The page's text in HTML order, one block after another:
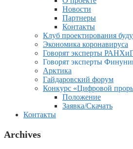
Новости
Партнеры
Контакты
Клуб проектирования
Экономика коронавируса
Говорят эксперты
Говорят эксперты
Арктика
Гайдаровский форум
Конкурс «Цифровой
Положение
Заявка/Скачать
Контакты
Archives